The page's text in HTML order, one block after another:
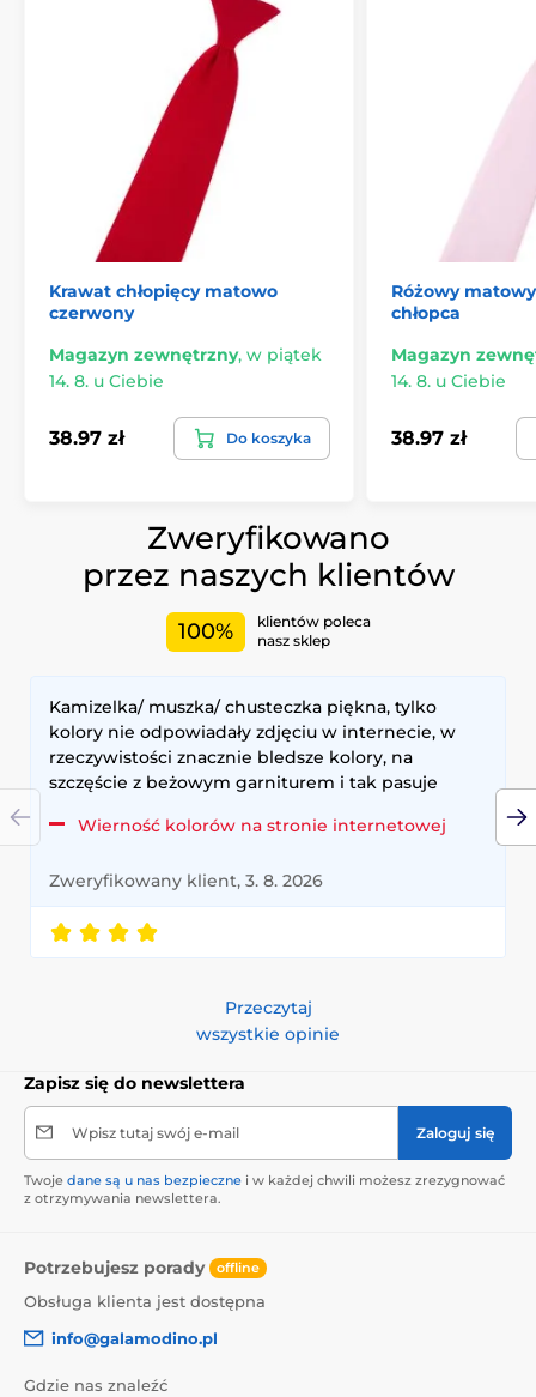
Krawat chłopięcy matowo
czerwony
Magazyn zewnętrzny, w piątek
14. 8. u Ciebie
38.97 zł Do koszyka
Różowy
chłopca
Magazyn
14. 8. u Ciebie
38.97 zł
Zweryfikowano
przez naszych klientów
100%
klientów poleca
nasz sklep
Kamizelka/ muszka/ chusteczka piękna, tylko
kolory nie odpowiadały zdjęciu w internecie, w
rzeczywistości znacznie bledsze kolory, na
szczęście z beżowym garniturem i tak pasuje
Wierność kolorów na stronie internetowej
Zweryfikowany klient, 3. 8. 2026
Przeczytaj
wszystkie opinie
Zapisz się do newslettera
Wpisz tutaj swój e-mail Zaloguj się
Twoje dane są u nas bezpieczne i w każdej chwili możesz zrezygnować
z otrzymywania newslettera.
Potrzebujesz porady offline
Obsługa klienta jest dostępna
info@galamodino.pl
Gdzie nas znaleźć